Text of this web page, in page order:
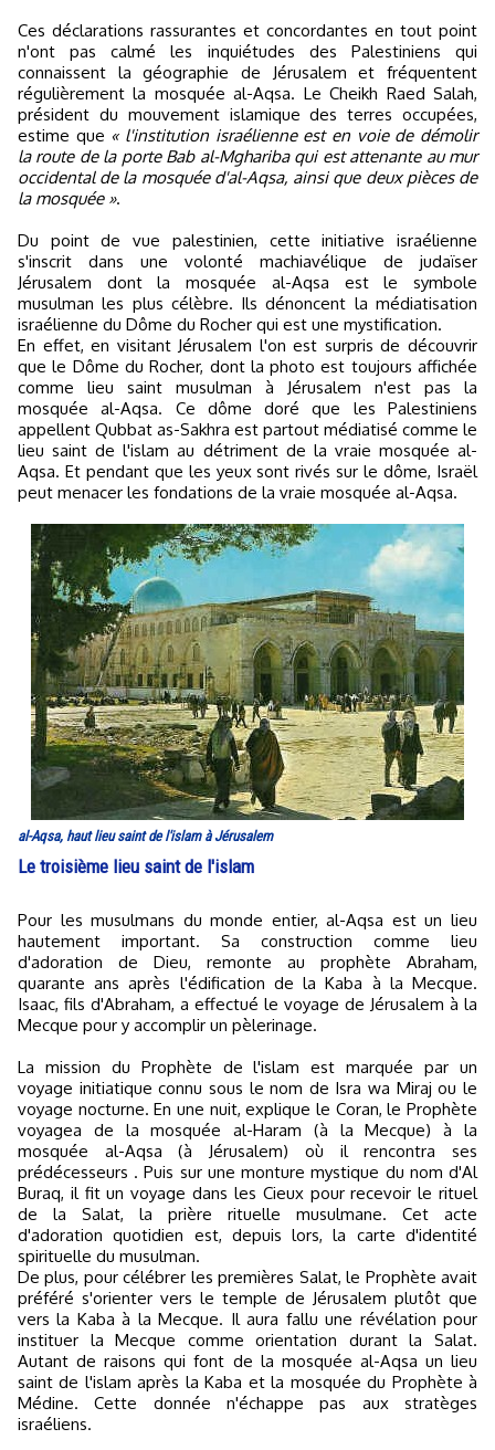
Ces déclarations rassurantes et concordantes en tout point
n'ont pas calmé les inquiétudes des Palestiniens qui
connaissent la géographie de Jérusalem et fréquentent
régulièrement la mosquée al-Aqsa. Le Cheikh Raed Salah,
président du mouvement islamique des terres occupées,
estime que « l'institution israélienne est en voie de démolir
la route de la porte Bab al-Mghariba qui est attenante au mur
occidental de la mosquée d'al-Aqsa, ainsi que deux pièces de
la mosquée ».
Du point de vue palestinien, cette initiative israélienne
s'inscrit dans une volonté machiavélique de judaïser
Jérusalem dont la mosquée al-Aqsa est le symbole
musulman les plus célèbre. Ils dénoncent la médiatisation
israélienne du Dôme du Rocher qui est une mystification.
En effet, en visitant Jérusalem l'on est surpris de découvrir
que le Dôme du Rocher, dont la photo est toujours affichée
comme lieu saint musulman à Jérusalem n'est pas la
mosquée al-Aqsa. Ce dôme doré que les Palestiniens
appellent Qubbat as-Sakhra est partout médiatisé comme le
lieu saint de l'islam au détriment de la vraie mosquée al-
Aqsa. Et pendant que les yeux sont rivés sur le dôme, Israël
peut menacer les fondations de la vraie mosquée al-Aqsa.
al-Aqsa, haut lieu saint de l'islam à Jérusalem
Le troisième lieu saint de l'islam
Pour les musulmans du monde entier, al-Aqsa est un lieu
hautement important. Sa construction comme lieu
d'adoration de Dieu, remonte au prophète Abraham,
quarante ans après l'édification de la Kaba à la Mecque.
Isaac, fils d'Abraham, a effectué le voyage de Jérusalem à la
Mecque pour y accomplir un pèlerinage.
La mission du Prophète de l'islam est marquée par un
voyage initiatique connu sous le nom de Isra wa Miraj ou le
voyage nocturne. En une nuit, explique le Coran, le Prophète
voyagea de la mosquée al-Haram (à la Mecque) à la
mosquée al-Aqsa (à Jérusalem) où il rencontra ses
prédécesseurs . Puis sur une monture mystique du nom d'Al
Buraq, il fit un voyage dans les Cieux pour recevoir le rituel
de la Salat, la prière rituelle musulmane. Cet acte
d'adoration quotidien est, depuis lors, la carte d'identité
spirituelle du musulman.
De plus, pour célébrer les premières Salat, le Prophète avait
préféré s'orienter vers le temple de Jérusalem plutôt que
vers la Kaba à la Mecque. Il aura fallu une révélation pour
instituer la Mecque comme orientation durant la Salat.
Autant de raisons qui font de la mosquée al-Aqsa un lieu
saint de l'islam après la Kaba et la mosquée du Prophète à
Médine. Cette donnée n'échappe pas aux stratèges
israéliens.